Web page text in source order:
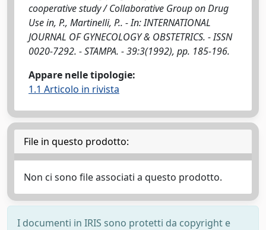
cooperative study / Collaborative Group on Drug
Use in, P., Martinelli, P.. - In: INTERNATIONAL
JOURNAL OF GYNECOLOGY & OBSTETRICS. - ISSN
0020-7292. - STAMPA. - 39:3(1992), pp. 185-196.
Appare nelle tipologie:
1.1 Articolo in rivista
File in questo prodotto:
Non ci sono file associati a questo prodotto.
I documenti in IRIS sono protetti da copyright e